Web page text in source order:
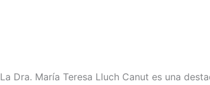
La Dra. María Teresa Lluch Canut es una